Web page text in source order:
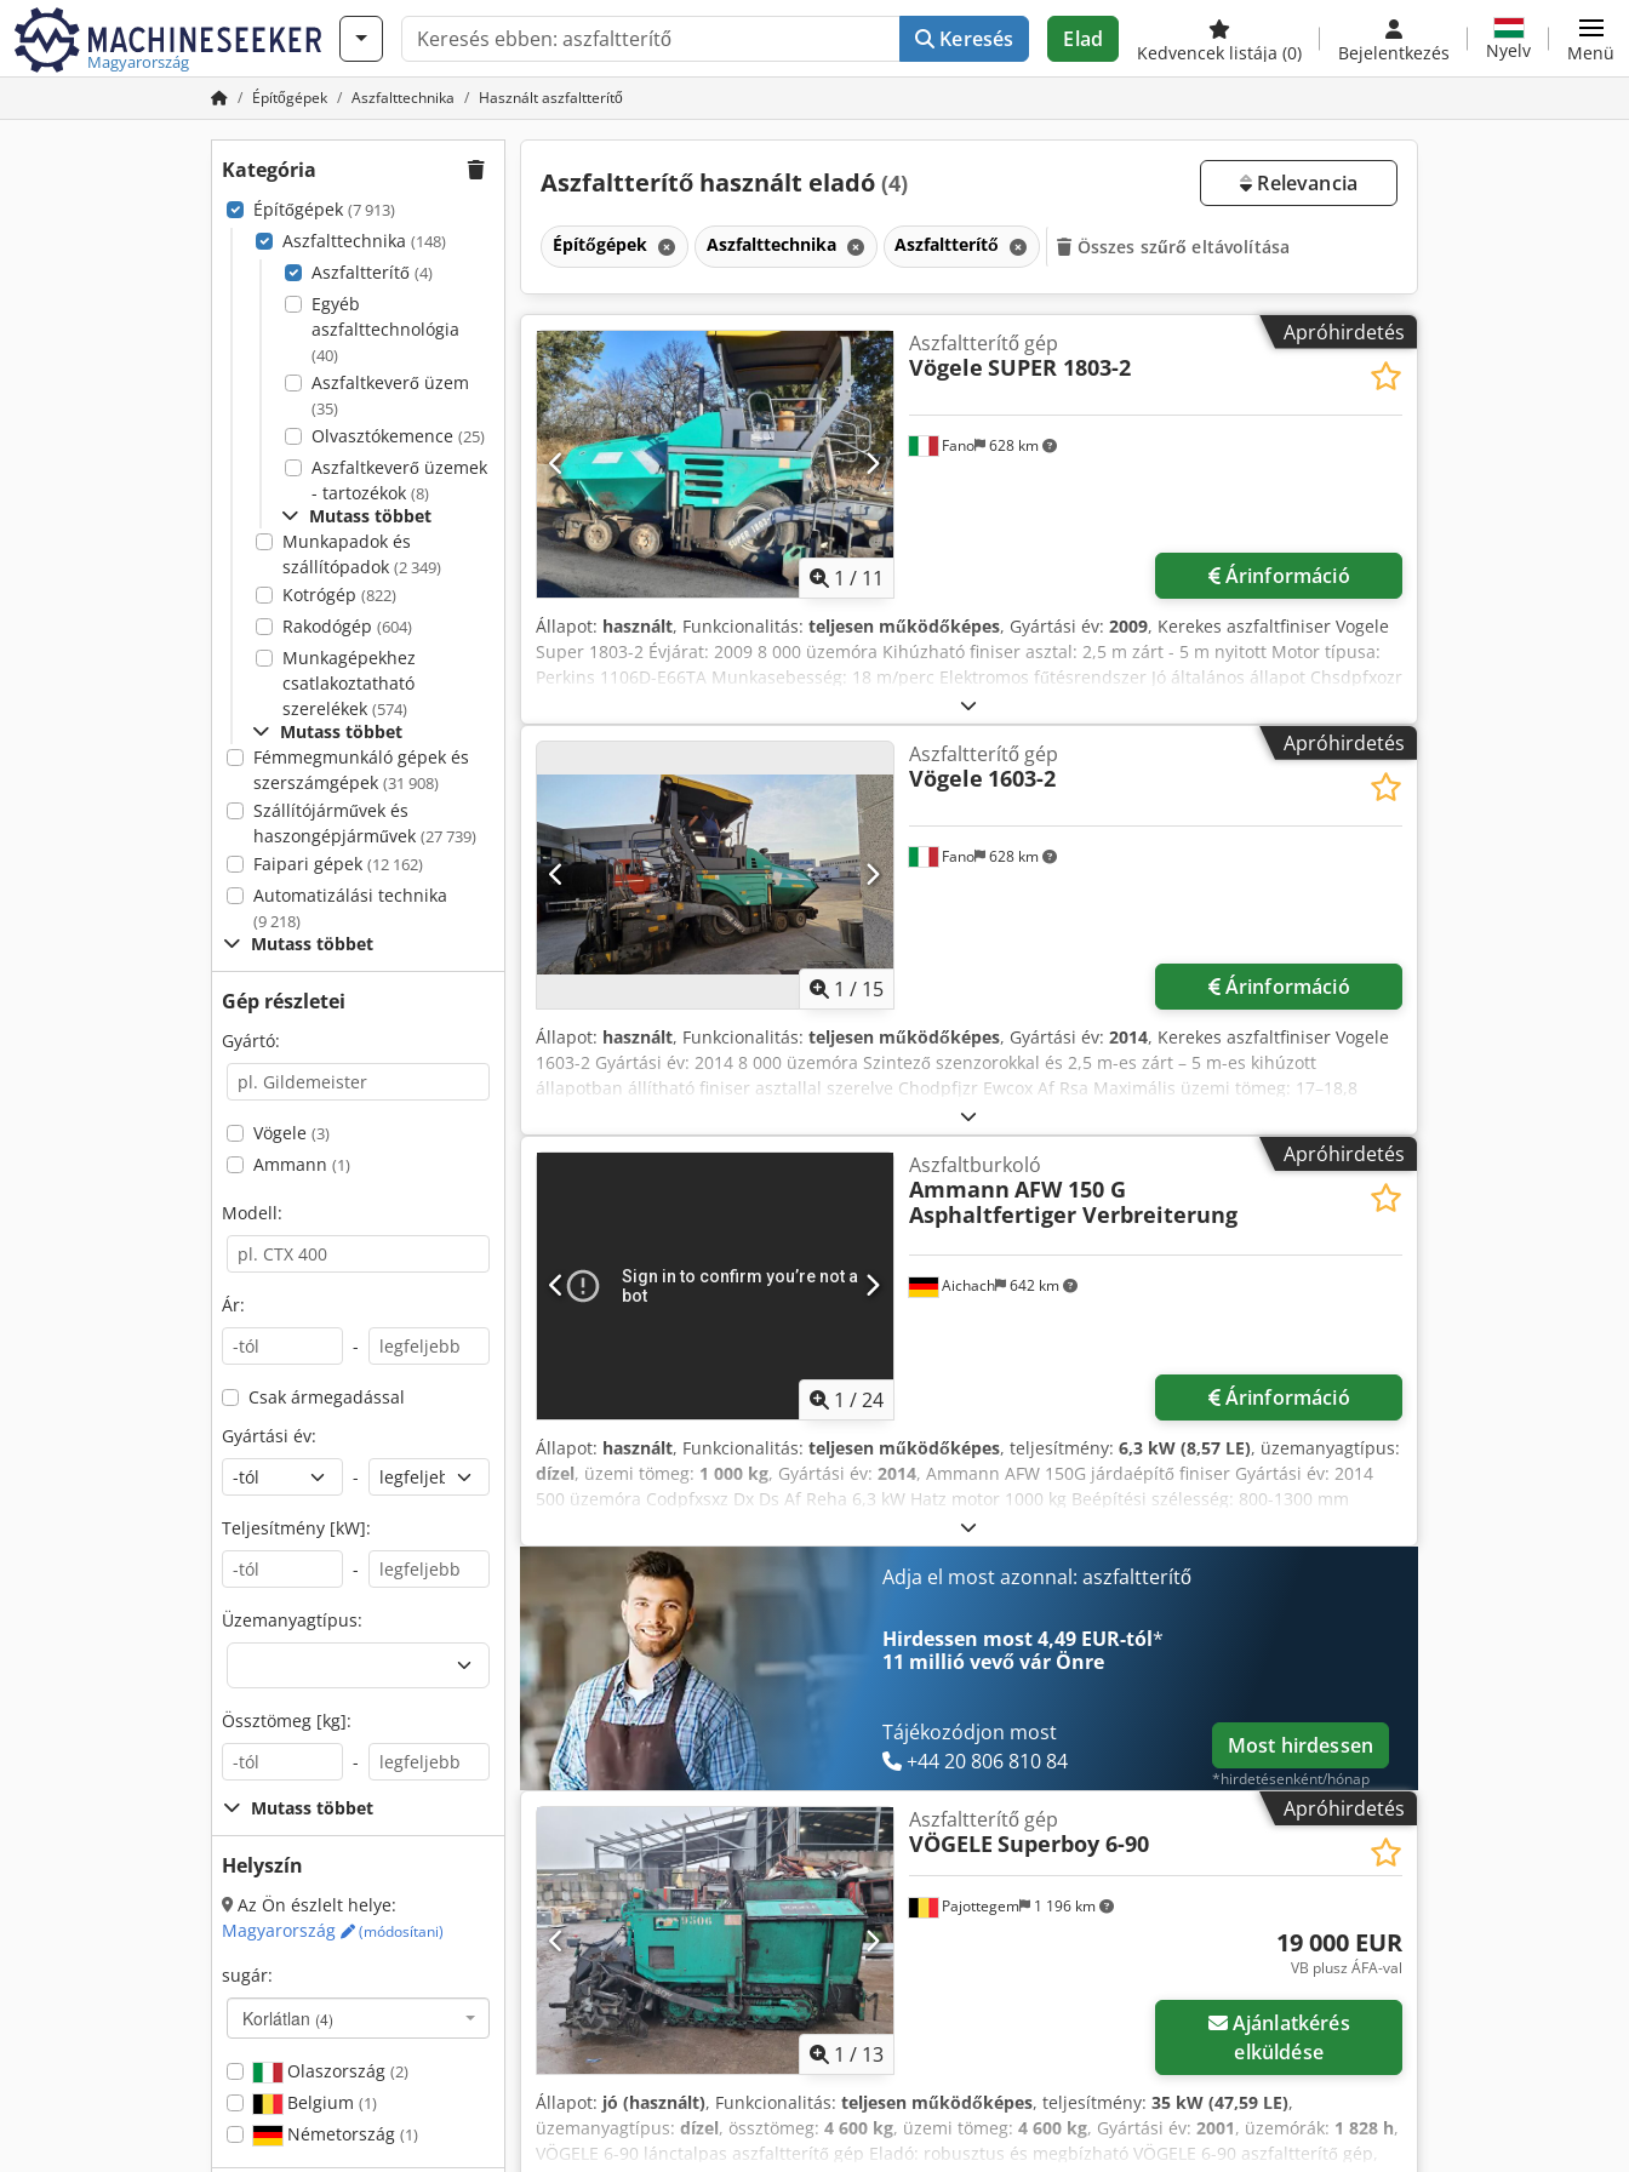
Magyarország
Keresés Elad
Kedvencek listája (0) Bejelentkezés Nyelv Menü
Építőgépek Aszfalttechnika Használt aszfaltterítő
Kategória
Építőgépek (7 913)
Aszfalttechnika (148)
Aszfaltterítő (4)
Egyéb
aszfalttechnológia
(40)
Aszfaltkeverő üzem
(35)
Olvasztókemence (25)
Aszfaltkeverő üzemek
- tartozékok (8)
Mutass többet
Munkapadok és
szállítópadok (2 349)
Kotrógép (822)
Rakodógép (604)
Munkagépekhez
csatlakoztatható
szerelékek (574)
Mutass többet
Fémmegmunkáló gépek és
szerszámgépek (31 908)
Szállítójárművek és
haszongépjárművek (27 739)
Faipari gépek (12 162)
Automatizálási technika
(9 218)
Mutass többet
Gép részletei
Gyártó:
Vögele (3)
Ammann (1)
Modell:
Ár:
-
Csak ármegadással
Gyártási év:
-
Teljesítmény [kW]:
-
Üzemanyagtípus:
Össztömeg [kg]:
-
Mutass többet
Helyszín
Az Ön észlelt helye:
Magyarország
(módosítani)
sugár:
Korlátlan (4)
Olaszország (2)
Belgium (1)
Németország (1)
Aszfaltterítő használt eladó (4) Relevancia
Építőgépek Aszfalttechnika Aszfaltterítő Összes szűrő eltávolítása
Apróhirdetés
1 / 11
Fano 628 km
Aszfaltterítő gép
Vögele SUPER 1803-2
Árinformáció
Állapot: használt, Funkcionalitás: teljesen működőképes, Gyártási év: 2009, Kerekes aszfaltfiniser Vogele
Super 1803-2 Évjárat: 2009 8 000 üzemóra Kihúzható finiser asztal: 2,5 m zárt - 5 m nyitott Motor típusa:
Perkins 1106D-E66TA Munkasebesség: 18 m/perc Elektromos fűtésrendszer Jó általános állapot Chsdpfxozr
Ewio Af Roa BESZÁMÍTUNK BÁRMILYEN MÁRKA TEHERAUTÓT, MAN, MERCEDES, DAF, RENAULT, VOLVO,
SCANIA, CIFA, SERMAC, PUTZMEISTER FELÉPÍTMÉNNYEL; VALAMINT FÖLDMUNKAGÉPET: CATERPILLAR, FIAT
Apróhirdetés
1 / 15
Fano 628 km
Aszfaltterítő gép
Vögele 1603-2
Árinformáció
Állapot: használt, Funkcionalitás: teljesen működőképes, Gyártási év: 2014, Kerekes aszfaltfiniser Vogele
1603-2 Gyártási év: 2014 8 000 üzemóra Szintező szenzorokkal és 2,5 m-es zárt – 5 m-es kihúzott
állapotban állítható finiser asztallal szerelve Chodpfjzr Ewcox Af Rsa Maximális üzemi tömeg: 17–18,8
tonna Motor típusa: Perkins 1104D-E44TA Munkasebesség: 18 m/perc Elektromos fűtés Jó általános állapot
BESZÁMÍTUNK BÁRMELY MÁRKÁJÚ JÁRMŰVET: MAN, MERCEDES, DAF, RENAULT, VOLVO, SCANIA CIFA,
SERMAC, PUTZMEISTER FELSZERELÉSSEL, ILLETVE FÖLDMUNKAGÉPEKET (CATERPILLAR, FIAT HITACHI,
Apróhirdetés
1 /24
Aichach 642 km
Aszfaltburkoló
Ammann AFW 150 G
Asphaltfertiger Verbreiterung
Árinformáció
Állapot: használt, Funkcionalitás: teljesen működőképes, teljesítmény: 6,3 kW (8,57 LE), üzemanyagtípus:
dízel, üzemi tömeg: 1 000 kg, Gyártási év: 2014, Ammann AFW 150G járdaépítő finiser Gyártási év: 2014
500 üzemóra Codpfxsxz Dx Ds Af Reha 6,3 kW Hatz motor 1000 kg Beépítési szélesség: 800-1300 mm
Szélesíthető 1650 mm-ig Fűtés Mechanikus szélesítések Hidraulikus finisher lap
Adja el most azonnal: aszfaltterítő
Hirdessen most 4,49 EUR-tól*
11 millió vevővár Önre
Tájékozódjon most
+44 20 806 810 84
Most hirdessen
*hirdetésenként/hónap
Apróhirdetés
1 / 13
Pajottegem 1 196 km
Aszfaltterítő gép
VÖGELE Superboy 6-90
19 000 EUR
VB plusz ÁFA-val
Ajánlatkérés
elküldése
Állapot: jó (használt), Funkcionalitás: teljesen működőképes, teljesítmény: 35 kW (47,59 LE),
üzemanyagtípus: dízel, össztömeg: 4 600 kg, üzemi tömeg: 4 600 kg, Gyártási év: 2001, üzemórák: 1 828 h,
VÖGELE 6-90 lánctalpas aszfaltterítő gép Eladó: robusztus és megbízható VÖGELE 6-90 aszfaltterítő gép,